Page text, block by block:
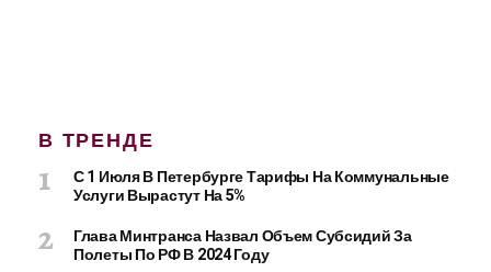
В ТРЕНДЕ
С 1 Июля В Петербурге Тарифы На Коммунальные
Услуги Вырастут На 5%
Глава Минтранса Назвал Объем Субсидий За
Полеты По РФ В 2024 Году